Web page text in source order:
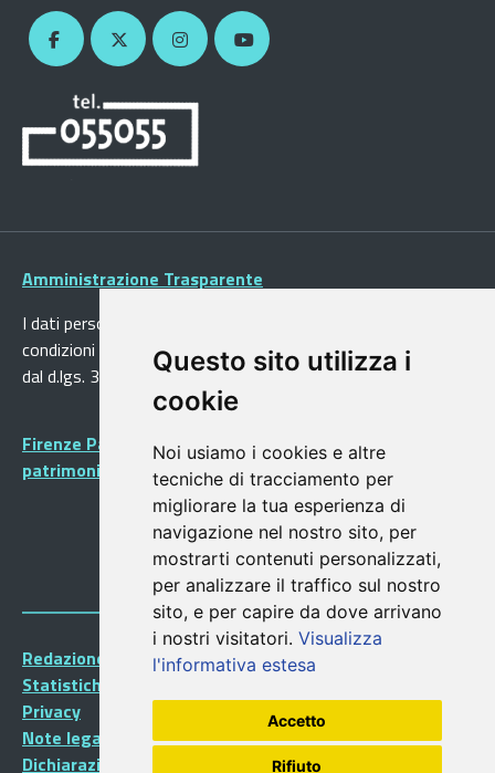
Questo sito utilizza i
cookie
Noi usiamo i cookies e altre
tecniche di tracciamento per
migliorare la tua esperienza di
navigazione nel nostro sito, per
mostrarti contenuti personalizzati,
per analizzare il traffico sul nostro
sito, e per capire da dove arrivano
i nostri visitatori. Visualizza
l'informativa estesa
Accetto
Rifiuto
Amministrazione Trasparente
I dati personali pubblicati sono riutilizzabili solo alle
condizioni previste dalla direttiva comunitaria 2003/98/CE e
dal d.lgs. 36/2006
Firenze Patrimonio Mondiale - Centro storico di Firenze
patrimonio dell’Umanità
Redazione Portalegiovani
Statistiche
Privacy
Note legali
Dichiarazione di accessibilità